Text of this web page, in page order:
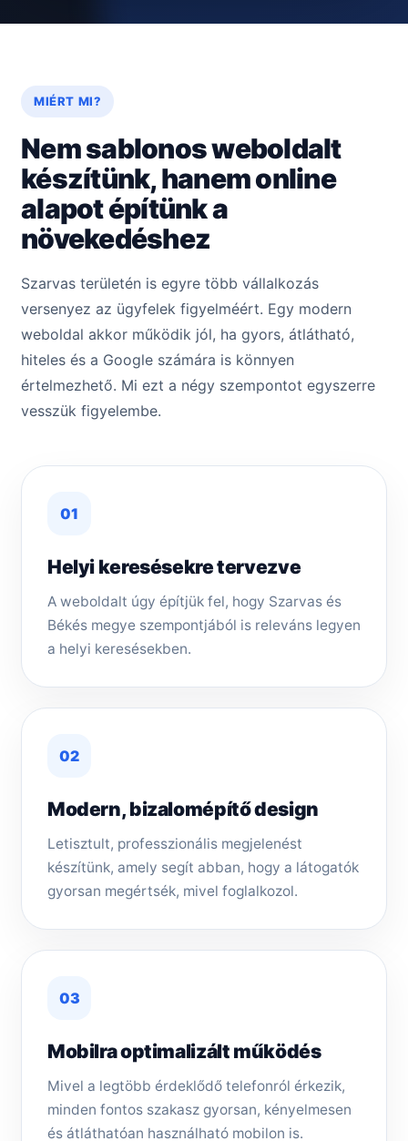
MIÉRT MI?
Nem sablonos weboldalt
készítünk, hanem online
alapot építünk a
növekedéshez
Szarvas területén is egyre több vállalkozás
versenyez az ügyfelek figyelméért. Egy modern
weboldal akkor működik jól, ha gyors, átlátható,
hiteles és a Google számára is könnyen
értelmezhető. Mi ezt a négy szempontot egyszerre
vesszük figyelembe.
01
Helyi keresésekre tervezve
A weboldalt úgy építjük fel, hogy Szarvas és
Békés megye szempontjából is releváns legyen
a helyi keresésekben.
02
Modern, bizalomépítő design
Letisztult, professzionális megjelenést
készítünk, amely segít abban, hogy a látogatók
gyorsan megértsék, mivel foglalkozol.
03
Mobilra optimalizált működés
Mivel a legtöbb érdeklődő telefonról érkezik,
minden fontos szakasz gyorsan, kényelmesen
és átláthatóan használható mobilon is.